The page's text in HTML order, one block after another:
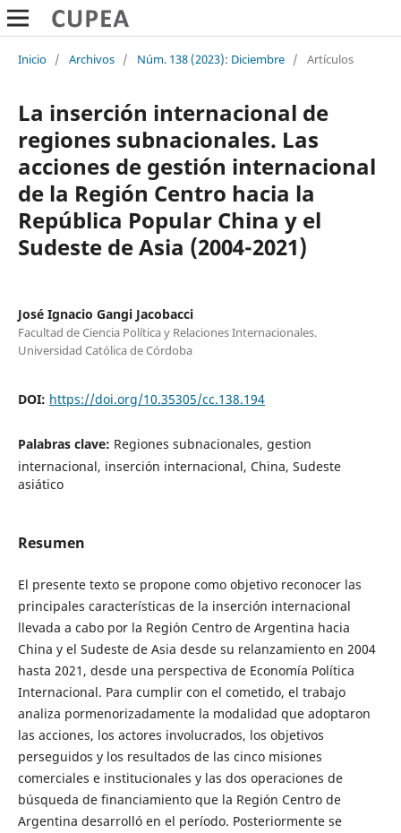
Inicio / Archivos / Núm. 138 (2023): Diciembre / Artículos
La inserción internacional de
regiones subnacionales. Las
acciones de gestión internacional
de la Región Centro hacia la
República Popular China y el
Sudeste de Asia (2004-2021)
José Ignacio Gangi Jacobacci
Facultad de Ciencia Política y Relaciones Internacionales.
Universidad Católica de Córdoba
DOI: https://doi.org/10.35305/cc.138.194
Palabras clave: Regiones subnacionales, gestion
internacional, inserción internacional, China, Sudeste
asiático
Resumen
El presente texto se propone como objetivo reconocer las
principales características de la inserción internacional
llevada a cabo por la Región Centro de Argentina hacia
China y el Sudeste de Asia desde su relanzamiento en 2004
hasta 2021, desde una perspectiva de Economía Política
Internacional. Para cumplir con el cometido, el trabajo
analiza pormenorizadamente la modalidad que adoptaron
las acciones, los actores involucrados, los objetivos
perseguidos y los resultados de las cinco misiones
comerciales e institucionales y las dos operaciones de
búsqueda de financiamiento que la Región Centro de
Argentina desarrolló en el período. Posteriormente se